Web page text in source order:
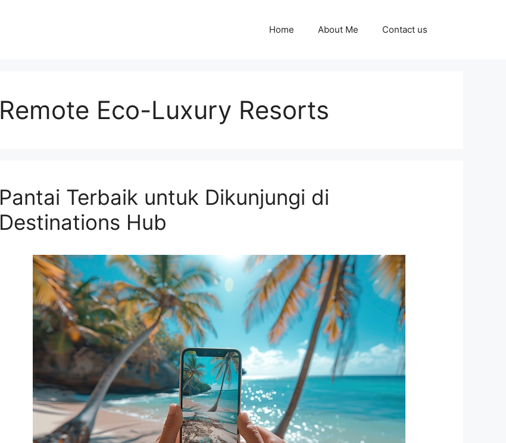
Home About Me Contact us
Remote Eco-Luxury Resorts
Pantai Terbaik untuk Dikunjungi di
Destinations Hub